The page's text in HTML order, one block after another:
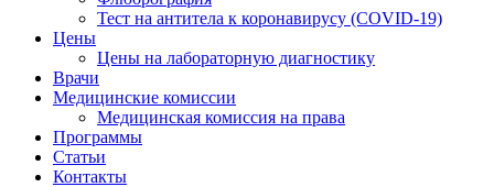
Тест на антитела к коронавирусу (COVID-19)
Цены
Цены на лабораторную диагностику
Врачи
Медицинские комиссии
Медицинская комиссия на права
Программы
Статьи
Контакты